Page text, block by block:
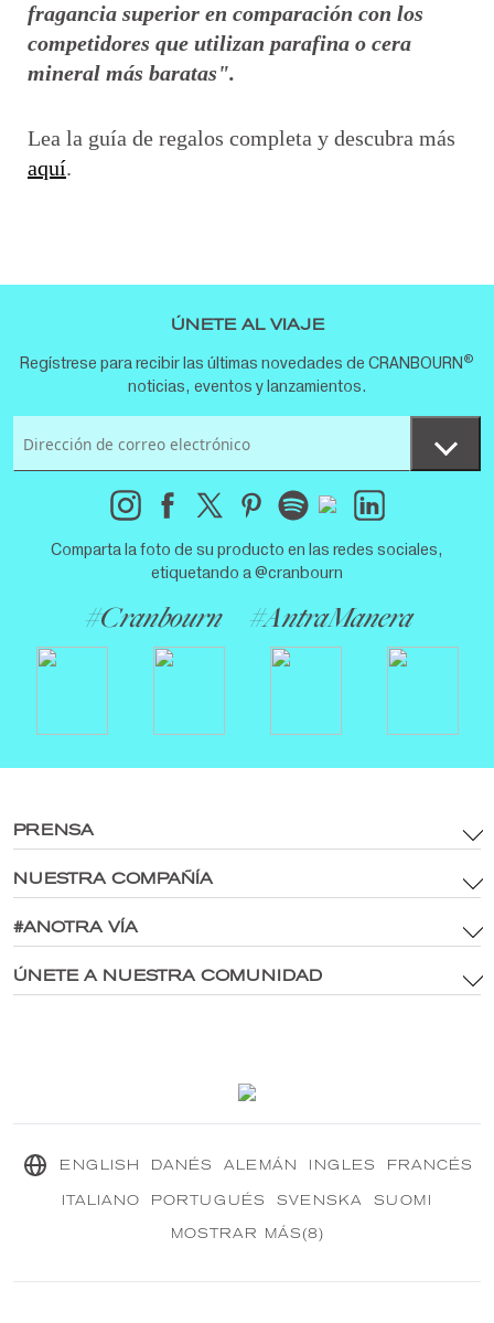
fragancia superior en comparación con los
competidores que utilizan parafina o cera
mineral más baratas".
Lea la guía de regalos completa y descubra más
aquí.
Comparta la foto de su producto en las redes sociales,
etiquetando a @cranbourn
#Cranbourn #AntraManera
ÚNETE AL VIAJE
Regístrese para recibir las últimas novedades de CRANBOURN ®
noticias, eventos y lanzamientos.
PRENSA
Términos y condiciones
Política de activos de marca y medios digitales
Política de cookies
NUESTRA COMPAÑÍA
Sitio principal
Explora CRANBOURN ®
#ANOTRA VÍA
Dentro de CRANBOURN®
ÚNETE A NUESTRA COMUNIDAD
ENGLISH DANÉS ALEMÁN INGLES FRANCÉS
ITALIANO PORTUGUÉS SVENSKA SUOMI
MOSTRAR MÁS(8)